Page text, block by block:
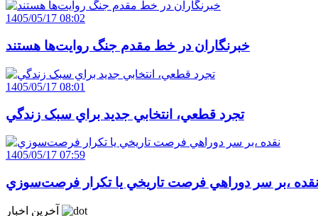
1405/05/17 08:02
خبرنگاران در خط مقدم جنگ روايت‌ها هستند
1405/05/17 08:01
تجرد قطعي، انتخابي جديد براي سبک زندگي
1405/05/17 07:59
نقده ،بر سر دوراهي فرصت تاريخي يا تکرار فرصت‌سوزي